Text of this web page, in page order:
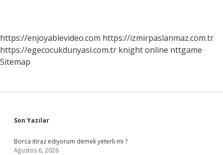
https://enjoyablevideo.com https://izmirpaslanmaz.com.tr
https://egecocukdunyasi.com.tr knight online nttgame
Sitemap
Sidebar
Son Yazılar
Borca itiraz ediyorum demek yeterli mi ?
Ağustos 6, 2026